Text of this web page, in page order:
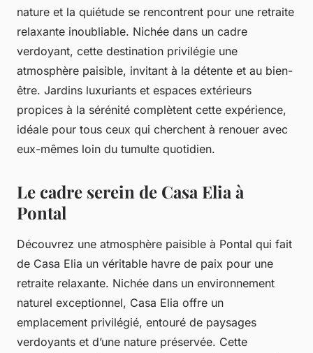
nature et la quiétude se rencontrent pour une retraite
relaxante inoubliable. Nichée dans un cadre
verdoyant, cette destination privilégie une
atmosphère paisible, invitant à la détente et au bien-
être. Jardins luxuriants et espaces extérieurs
propices à la sérénité complètent cette expérience,
idéale pour tous ceux qui cherchent à renouer avec
eux-mêmes loin du tumulte quotidien.
Le cadre serein de Casa Elia à
Pontal
Découvrez une atmosphère paisible à Pontal qui fait
de Casa Elia un véritable havre de paix pour une
retraite relaxante. Nichée dans un environnement
naturel exceptionnel, Casa Elia offre un
emplacement privilégié, entouré de paysages
verdoyants et d’une nature préservée. Cette